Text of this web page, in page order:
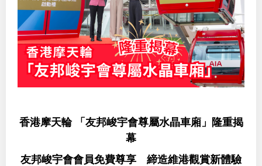
香港摩天輪 「友邦峻宇會尊屬水晶車廂」 隆重揭
幕
友邦峻宇會會員免費尊享 締造維港觀賞新體驗